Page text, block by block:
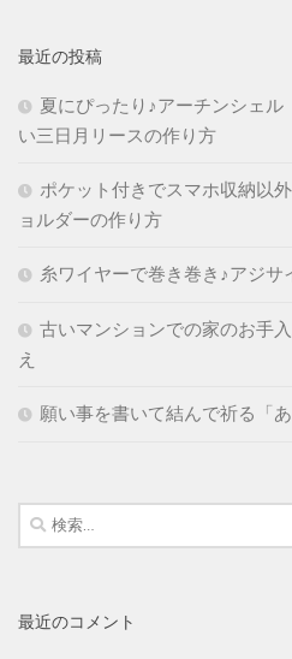
最近の投稿
夏にぴったり♪アーチンシェ
い三日月リースの作り方
ポケット付きでスマホ収納以
ョルダーの作り方
糸ワイヤーで巻き巻き♪アジ
古いマンションでの家のお手
え
願い事を書いて結んで祈る「
検
索:
最近のコメント